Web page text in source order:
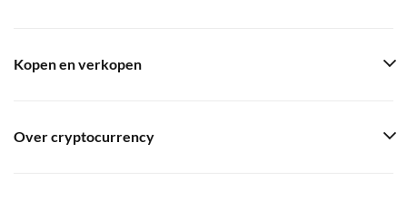
Kopen en verkopen
Over cryptocurrency